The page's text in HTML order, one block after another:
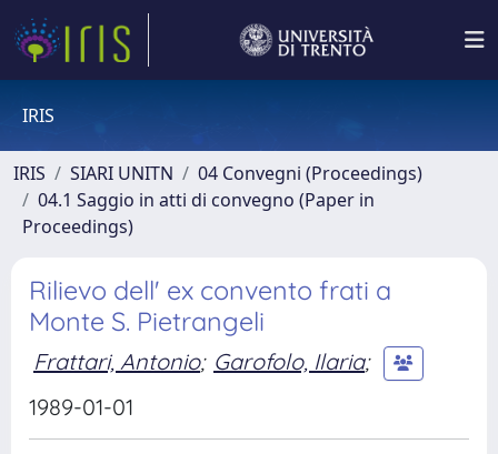
IRIS
IRIS SIARI UNITN
04 Convegni (Proceedings)
04.1 Saggio in atti di convegno (Paper in
Proceedings)
Rilievo dell' ex convento frati a
Monte S. Pietrangeli
Frattari, Antonio; Garofolo, Ilaria;
1989-01-01